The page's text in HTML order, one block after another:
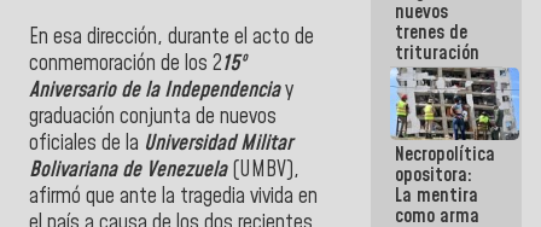
En esa dirección, durante el acto de
conmemoración de los 215º
Aniversario de la Independenciay
graduación conjunta de nuevos
oficiales de la Universidad Militar
Bolivariana de Venezuela(UMBV),
afirmó que ante la tragedia vivida en
embarrarla
nuevos
trenes de
trituración
para
optimizar
manejo de
escombros
en La Guaira
Necropolítica
opositora:
La mentira
como arma